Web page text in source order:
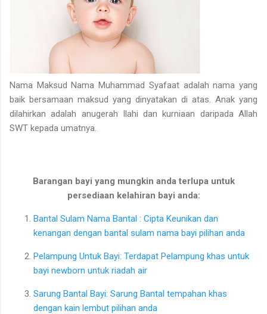
Nama Maksud Nama Muhammad Syafaat adalah nama yang
baik bersamaan maksud yang dinyatakan di atas. Anak yang
dilahirkan adalah anugerah Ilahi dan kurniaan daripada Allah
SWT kepada umatnya.
Barangan bayi yang mungkin anda terlupa untuk
persediaan kelahiran bayi anda:
Bantal Sulam Nama Bantal : Cipta Keunikan dan
kenangan dengan bantal sulam nama bayi pilihan anda
Pelampung Untuk Bayi: Terdapat Pelampung khas untuk
bayi newborn untuk riadah air
Sarung Bantal Bayi: Sarung Bantal tempahan khas
dengan kain lembut pilihan anda